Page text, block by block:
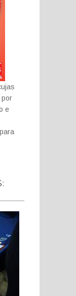
por
e